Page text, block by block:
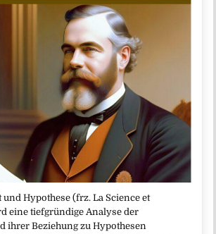
Hypothese (frz. La Science et
eine tiefgründige Analyse der
ihrer Beziehung zu Hypothesen